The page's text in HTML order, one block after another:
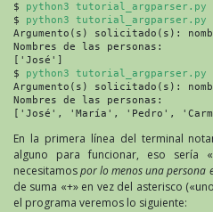
$ python3 tutorial_argparser.py
$ python3 tutorial_argparser.py
Argumento(s) solicitado(s):
Nombres de las personas:
['José']
$ python3 tutorial_argparser.py
Argumento(s) solicitado(s):
Nombres de las personas:
['José', 'María', 'Pedro',
En la primera línea del terminal
alguno para funcionar, eso sería
necesitamospor lo menos una persona
de suma «+» en vez del asterisco
el programa veremos lo siguiente: